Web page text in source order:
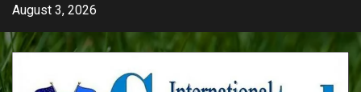
Skip
content
August 3, 2026